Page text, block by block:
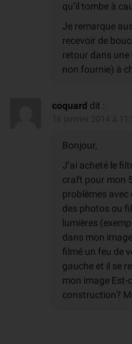
qu’il tombe à
Je remarque
recevoir de
retour dans
non fournie) à
coquard dit :
Bonjour,
J’ai acheté le
craft pour mon
problèmes avec
des photos ou
lumières
dans mon
filmé un feu de
gauche et il se
mon image Est-
construction?